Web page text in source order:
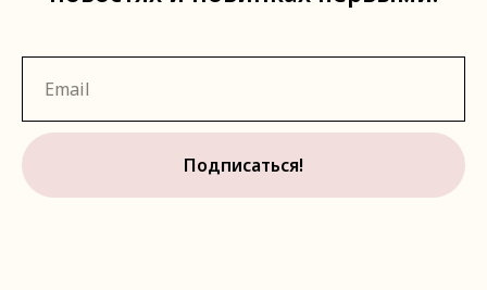
Подписаться!